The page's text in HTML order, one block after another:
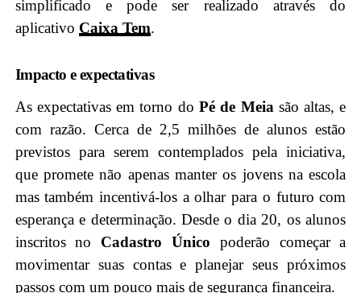
simplificado e pode ser realizado através do
aplicativo Caixa Tem.
Impacto e expectativas
As expectativas em torno do Pé de Meia são altas, e
com razão. Cerca de 2,5 milhões de alunos estão
previstos para serem contemplados pela iniciativa,
que promete não apenas manter os jovens na escola
mas também incentivá-los a olhar para o futuro com
esperança e determinação. Desde o dia 20, os alunos
inscritos no Cadastro Único poderão começar a
movimentar suas contas e planejar seus próximos
passos com um pouco mais de segurança financeira.